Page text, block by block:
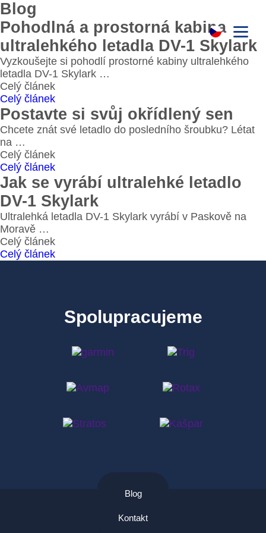
Blog
Pohodlná a prostorná kabina
ultralehkého letadla DV-1 Skylark
Vyzkoušejte si pohodlí prostorné kabiny ultralehkého
letadla DV-1 Skylark …
Celý článek
Celý článek
Postavte si svůj okřídlený sen
Chcete znát své letadlo do posledního šroubku? Létat
na …
Celý článek
Celý článek
Jak se vyrábí ultralehké letadlo
DV-1 Skylark
Ultralehká letadla DV-1 Skylark vyrábí v Paskově na
Moravě …
Celý článek
Celý článek
Spolupracujeme
Blog
Kontakt